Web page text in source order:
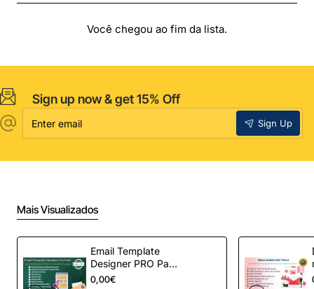
Você chegou ao fim da lista.
Sign up now & get 15% Off
Enter
email
Sign Up
Mais Visualizados
Email Template
Designer PRO Pack
– Automação de e-
0,00€